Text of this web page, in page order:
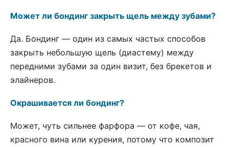
Может ли бондинг закрыть щель между зубами?
Да. Бондинг — один из самых частых способов
закрыть небольшую щель (диастему) между
передними зубами за один визит, без брекетов и
элайнеров.
Окрашивается ли бондинг?
Может, чуть сильнее фарфора — от кофе, чая,
красного вина или курения, потому что композит